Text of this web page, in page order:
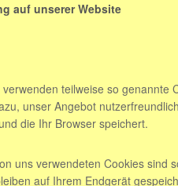
auf unserer Website
teilweise so
unser Angebot
die Ihr Browser speichert.
uns verwendeten Cookies sind
auf Ihrem Endgerät